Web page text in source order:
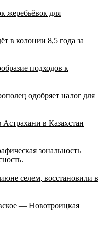
жеребьёвок для
в колонии 8,5 года за
подходов к
одобряет налог для
в Казахстан
зональность
селем, восстановили в
— Новотроицкая